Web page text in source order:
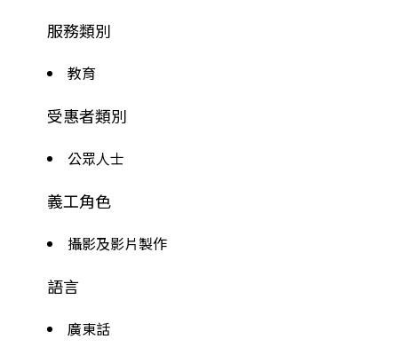
服務類別
教育
受惠者類別
公眾人士
義工角色
攝影及影片製作
語言
廣東話